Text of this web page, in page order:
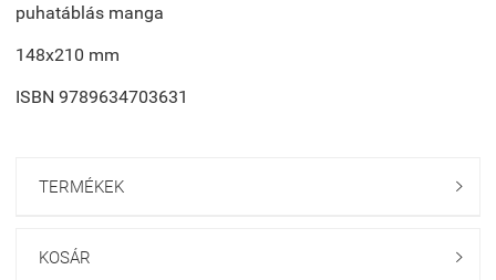
puhatáblás manga
148x210 mm
ISBN 9789634703631
TERMÉKEK 
KOSÁR 